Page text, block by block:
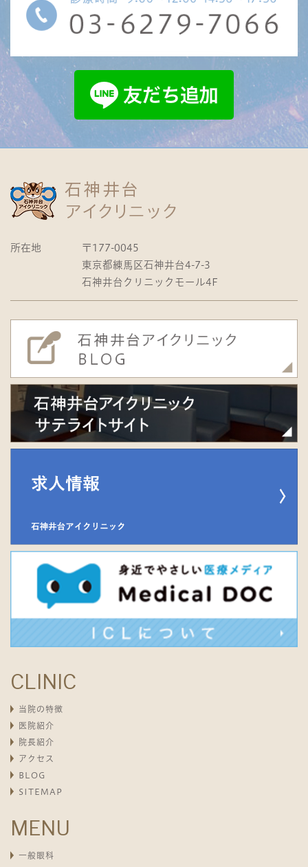
所在地
〒177-0045
東京都練馬区石神井台4-7-3
石神井台クリニックモール4F
CLINIC
当院の特徴
医院紹介
院長紹介
アクセス
BLOG
SITEMAP
MENU
一般眼科